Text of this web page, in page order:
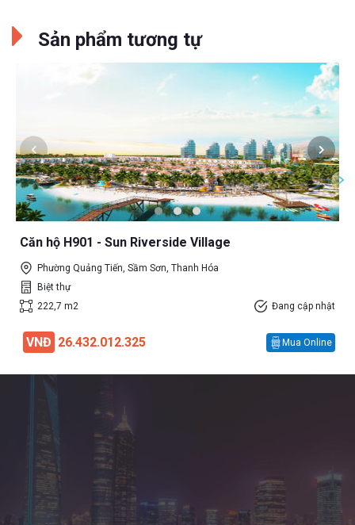
Sản phẩm tương tự
Căn hộ H901 - Sun Riverside Village
Phường Quảng Tiến, Sầm Sơn, Thanh Hóa
Biệt thự
222,7 m2
Đang cập nhật
VNĐ 26.432.012.325 Mua Online